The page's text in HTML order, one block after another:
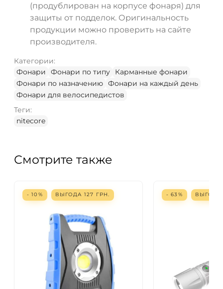
(продублирован на корпусе фонаря) для
защиты от подделок. Оригинальность
продукции можно проверить на сайте
производителя.
Категории:
Фонари
Фонари по типу
Карманные фонари
Фонари по назначению Фонари на каждый день
Фонари для велосипедистов
Теги:
nitecore
Смотрите также
- 10% ВЫГОДА 127 ГРН. - 63%